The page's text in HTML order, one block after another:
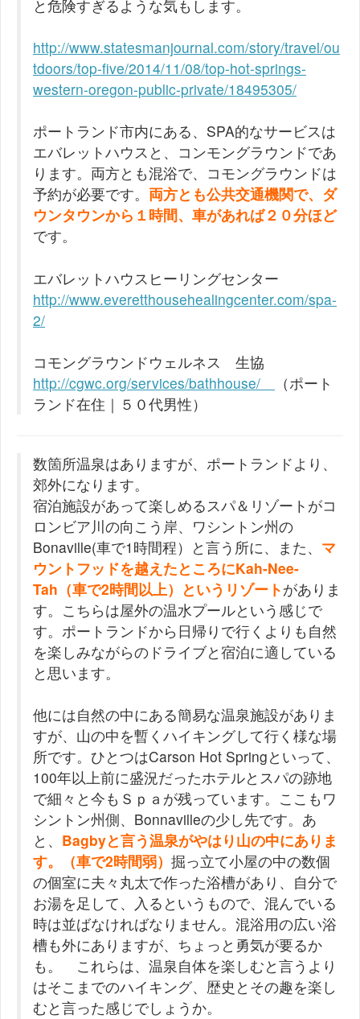
と危険すぎるような気もします。
http://www.statesmanjournal.com/story/travel/ou
tdoors/top-five/2014/11/08/top-hot-springs-
western-oregon-public-private/18495305/
ポートランド市内にある、SPA的なサービスは
エバレットハウスと、コンモングラウンドであ
ります。両方とも混浴で、コモングラウンドは
予約が必要です。 両方とも公共交通機関で、ダ
ウンタウンから１時間、車があれば２０分ほど
です。
エバレットハウスヒーリングセンター
http://www.everetthousehealingcenter.com/spa-
2/
コモングラウンドウェルネス 生協
http://cgwc.org/services/bathhouse/
（ポート
ランド在住｜５０代男性）
数箇所温泉はありますが、ポートランドより、
郊外になります。
宿泊施設があって楽しめるスパ＆リゾートがコ
ロンビア川の向こう岸、ワシントン州の
Bonaville(車で1時間程）と言う所に、また、 マ
ウントフッドを越えたところにKah-Nee-
Tah（車で2時間以上）というリゾートがありま
す。こちらは屋外の温水プールという感じで
す。ポートランドから日帰りで行くよりも自然
を楽しみながらのドライブと宿泊に適している
と思います。
他には自然の中にある簡易な温泉施設がありま
すが、山の中を暫くハイキングして行く様な場
所です。ひとつはCarson Hot Springといって、
100年以上前に盛況だったホテルとスパの跡地
で細々と今もＳｐａが残っています。ここもワ
シントン州側、Bonnavilleの少し先です。あ
と、 Bagbyと言う温泉がやはり山の中にありま
す。（車で2時間弱） 掘っ立て小屋の中の数個
の個室に夫々丸太で作った浴槽があり、自分で
お湯を足して、入るというもので、混んでいる
時は並ばなければなりません。混浴用の広い浴
槽も外にありますが、ちょっと勇気が要るか
も。 これらは、温泉自体を楽しむと言うより
はそこまでのハイキング、歴史とその趣を楽し
むと言った感じでしょうか。